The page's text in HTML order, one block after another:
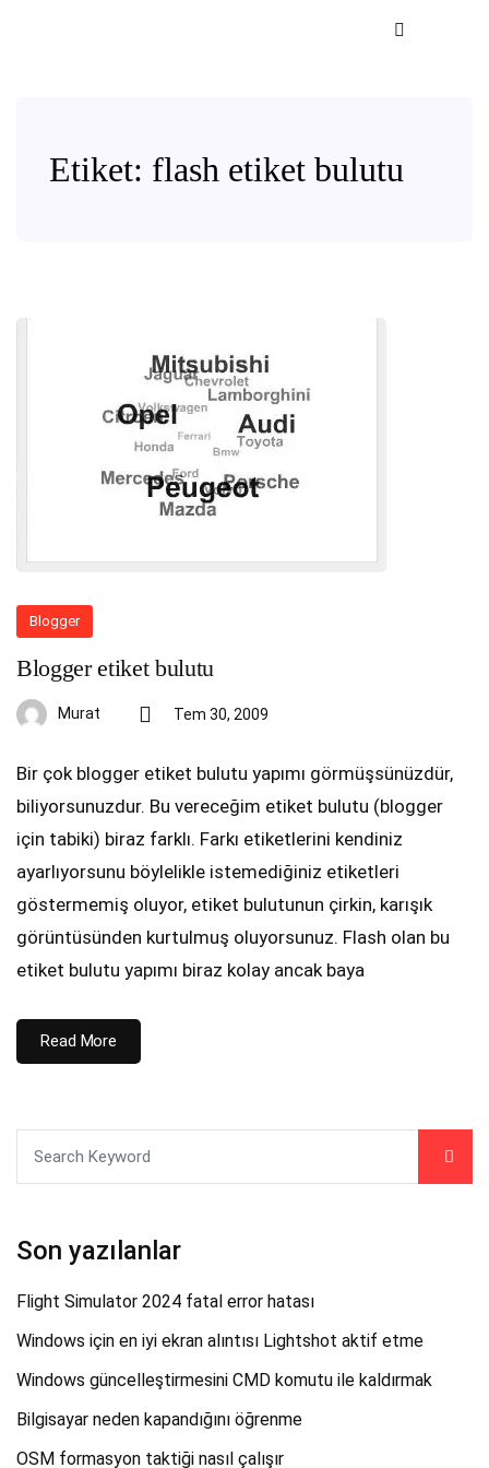
Etiket: flash etiket bulutu
Blogger
Blogger etiket bulutu
Murat Tem 30, 2009
Bir çok blogger etiket bulutu yapımı görmüşsünüzdür,
biliyorsunuzdur. Bu vereceğim etiket bulutu (blogger
için tabiki) biraz farklı. Farkı etiketlerini kendiniz
ayarlıyorsunu böylelikle istemediğiniz etiketleri
göstermemiş oluyor, etiket bulutunun çirkin, karışık
görüntüsünden kurtulmuş oluyorsunuz. Flash olan bu
etiket bulutu yapımı biraz kolay ancak baya
Read More
Son yazılanlar
Flight Simulator 2024 fatal error hatası
Windows için en iyi ekran alıntısı Lightshot aktif etme
Windows güncelleştirmesini CMD komutu ile kaldırmak
Bilgisayar neden kapandığını öğrenme
OSM formasyon taktiği nasıl çalışır